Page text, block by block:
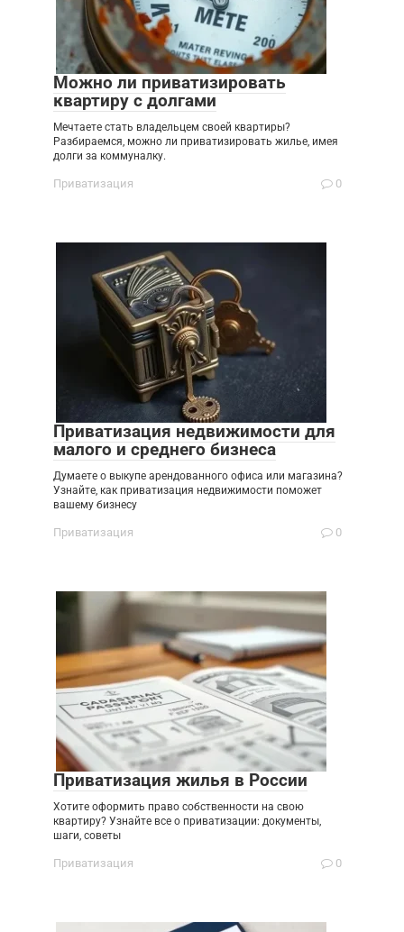
Можно ли приватизировать
квартиру с долгами
Мечтаете стать владельцем своей квартиры?
Разбираемся, можно ли приватизировать жилье, имея
долги за коммуналку.
Приватизация 0
Приватизация недвижимости для
малого и среднего бизнеса
Думаете о выкупе арендованного офиса или магазина?
Узнайте, как приватизация недвижимости поможет
вашему бизнесу
Приватизация 0
Приватизация жилья в России
Хотите оформить право собственности на свою
квартиру? Узнайте все о приватизации: документы,
шаги, советы
Приватизация 0